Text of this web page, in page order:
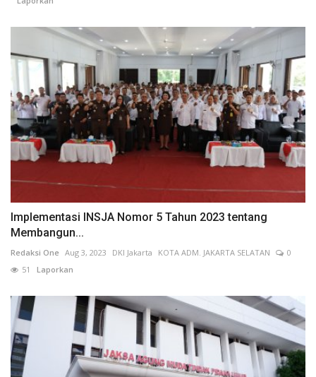
Implementasi INSJA Nomor 5 Tahun 2023 tentang
Membangun...
Redaksi One Aug 3, 2023 DKI Jakarta KOTA ADM. JAKARTA SELATAN
0
51
Laporkan